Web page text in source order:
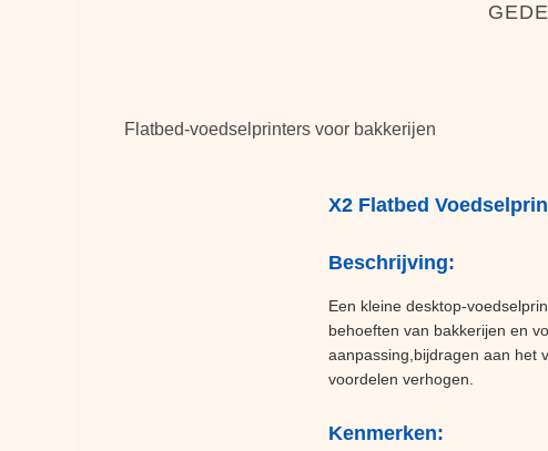
Flatbed-voedselprinters voor bakkerijen
X2 Flatbed
Beschrijving:
Een kleine desktop-
behoeften van bakkerijen en
aanpassing,bijdragen aan het
voordelen verhogen.
Kenmerken: